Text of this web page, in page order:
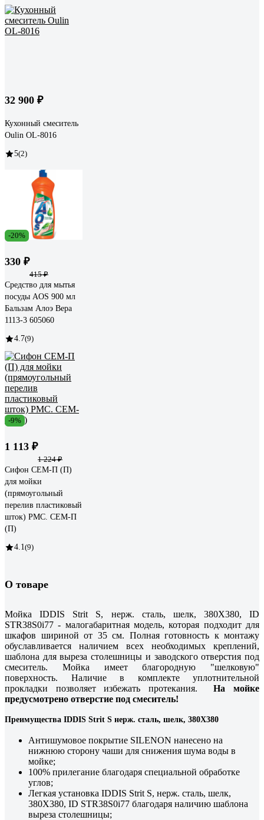
32 900 ₽
Кухонный смеситель
Oulin OL-8016
5(2)
-20%
330 ₽
415 ₽
Средство для мытья
посуды AOS 900 мл
Бальзам Алоэ Вера
1113-3 605060
4.7(9)
-9%
1 113 ₽
1 224 ₽
Сифон СЕМ-П (П)
для мойки
(прямоугольный
перелив пластиковый
шток) РМС. СЕМ-П
(П)
4.1 (9)
О товаре
Мойка IDDIS Strit S, нерж. сталь, шелк, 380X380, ID
STR38S0i77 - малогабаритная модель, которая подходит для
шкафов шириной от 35 см. Полная готовность к монтажу
обуславливается наличием всех необходимых креплений,
шаблона для выреза столешницы и заводского отверстия под
смеситель. Мойка имеет благородную "шелковую"
поверхность. Наличие в комплекте уплотнительной
прокладки позволяет избежать протекания.
На мойке
предусмотрено отверстие под смеситель!
Преимущества IDDIS Strit S нерж. сталь, шелк, 380X380
Антишумовое покрытие SILENON нанесено на
нижнюю сторону чаши для снижения шума воды в
мойке;
100% прилегание благодаря специальной обработке
углов;
Легкая установка IDDIS Strit S, нерж. сталь, шелк,
380X380, ID STR38S0i77 благодаря наличию шаблона
выреза столешницы;